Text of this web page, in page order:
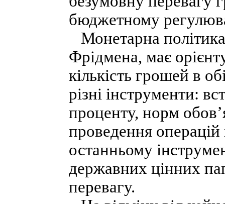
бюджетному
Монетарна
Фрідмена, має
кількість грошей в
різні інструменти:
проценту, норм
проведення
останньому
державних цінних
перевагу.